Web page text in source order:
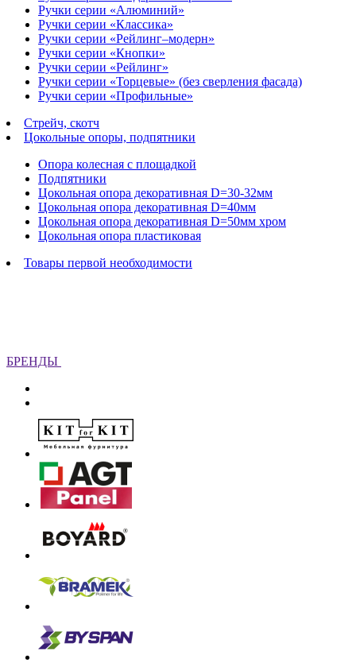
Ручки серии «Алюминий»
Ручки серии «Классика»
Ручки серии «Рейлинг–модерн»
Ручки серии «Кнопки»
Ручки серии «Рейлинг»
Ручки серии «Торцевые» (без сверления фасада)
Ручки серии «Профильные»
Стрейч, скотч
Цокольные опоры, подпятники
Опора колесная с площадкой
Подпятники
Цокольная опора декоративная D=30-32мм
Цокольная опора декоративная D=40мм
Цокольная опора декоративная D=50мм хром
Цокольная опора пластиковая
Товары первой необходимости
БРЕНДЫ